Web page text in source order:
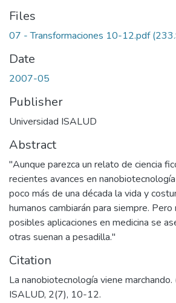
Files
07 - Transformaciones 10-12.pdf
Date
2007-05
Publisher
Universidad ISALUD
Abstract
"Aunque parezca un relato de ciencia
recientes avances en
poco más de una década la vida y
humanos cambiarán para siempre.
posibles aplicaciones en medicina se
otras suenan a pesadilla."
Citation
La nanobiotecnología viene
ISALUD, 2(7), 10-12.